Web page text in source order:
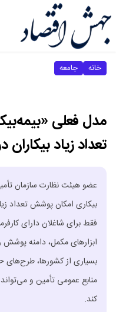
خانه جامعه
مدل فعلی
تعداد زیاد بیکاران
عضو هیئت نظارت سازمان
بیکاری امکان پوشش تعداد
فقط برای شاغلان دارای
ابزارهای مکمل، دامنه پوشش
بسیاری از کشورها، طرح‌های
منابع عمومی تأمین و
کند.